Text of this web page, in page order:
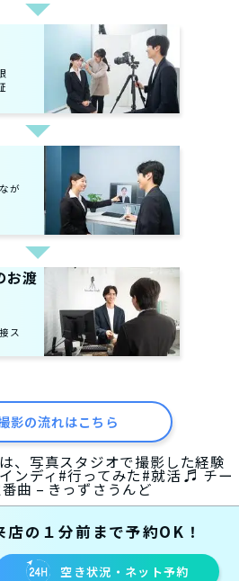
が
お渡
ス
影の流れはこちら
、写真スタジオで撮影した経験
ンディ#行ってみた#就活 ♬ チー
曲 – きっずさうんど
の１分前まで予約OK！
空き状況・ネット予約